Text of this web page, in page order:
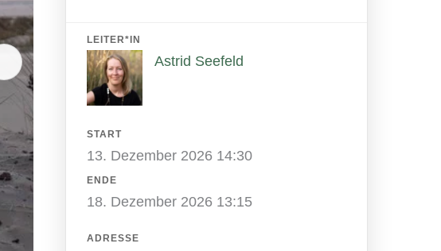
LEITER*IN
Astrid Seefeld
START
13. Dezember 2026 14:30
ENDE
18. Dezember 2026 13:15
ADRESSE